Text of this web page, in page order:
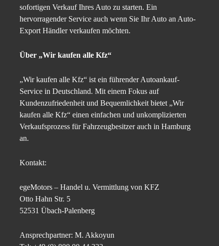
sofortigen Verkauf Ihres Auto zu starten. Ein
hervorragender Service auch wenn Sie Ihr Auto an Auto-
Export Händler verkaufen möchten.
Über „Wir kaufen alle Kfz“
„Wir kaufen alle Kfz“ ist ein führender Autoankauf-
Service in Deutschland. Mit einem Fokus auf
Kundenzufriedenheit und Bequemlichkeit bietet „Wir
kaufen alle Kfz“ einen einfachen und unkomplizierten
Verkaufsprozess für Fahrzeugbesitzer auch in Hamburg
an.
Kontakt:
egeMotors – Handel u. Vermittlung von KFZ
Otto Hahn Str. 5
52531 Übach-Palenberg
Ansprechpartner: M. Akkoyun